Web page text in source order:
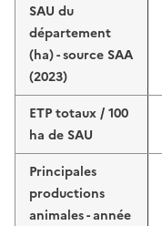
SAU du
département
(ha) - source SAA
(2023)
ETP totaux / 100
ha de SAU
Principales
productions
animales - année